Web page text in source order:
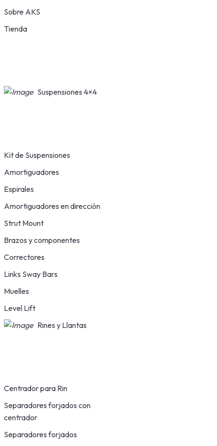
Sobre AKS
Tienda
Suspensiones 4×4
Kit de Suspensiones
Amortiguadores
Espirales
Amortiguadores en dirección
Strut Mount
Brazos y componentes
Correctores
Links Sway Bars
Muelles
Level Lift
Rines y Llantas
Centrador para Rin
Separadores forjados con
centrador
Separadores forjados